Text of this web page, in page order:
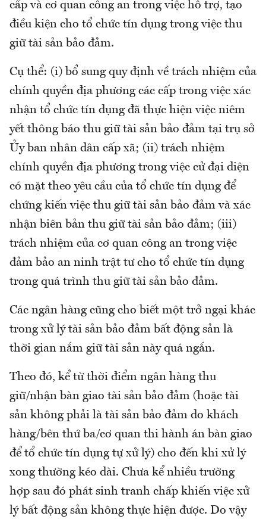
cấp và cơ quan công an trong việc hỗ trợ, tạo
điều kiện cho tổ chức tín dụng trong việc thu
giữ tài sản bảo đảm.
Cụ thể: (i) bổ sung quy định về trách nhiệm của
chính quyền địa phương các cấp trong việc xác
nhận tổ chức tín dụng đã thực hiện việc niêm
yết thông báo thu giữ tài sản bảo đảm tại trụ sở
Ủy ban nhân dân cấp xã; (ii) trách nhiệm
chính quyền địa phương trong việc cử đại diện
có mặt theo yêu cầu của tổ chức tín dụng để
chứng kiến việc thu giữ tài sản bảo đảm và xác
nhận biên bản thu giữ tài sản bảo đảm; (iii)
trách nhiệm của cơ quan công an trong việc
đảm bảo an ninh trật tư cho tổ chức tín dụng
trong quá trình thu giữ tài sản bảo đảm.
Các ngân hàng cũng cho biết một trở ngại khác
trong xử lý tài sản bảo đảm bất động sản là
thời gian nắm giữ tài sản này quá ngắn.
Theo đó, kể từ thời điểm ngân hàng thu
giữ/nhận bàn giao tài sản bảo đảm (hoặc tài
sản không phải là tài sản bảo đảm do khách
hàng/bên thứ ba/cơ quan thi hành án bàn giao
để tổ chức tín dụng tự xử lý) cho đến khi xử lý
xong thường kéo dài. Chưa kể nhiều trường
hợp sau đó phát sinh tranh chấp khiến việc xử
lý bất động sản không thực hiện được. Do vậy